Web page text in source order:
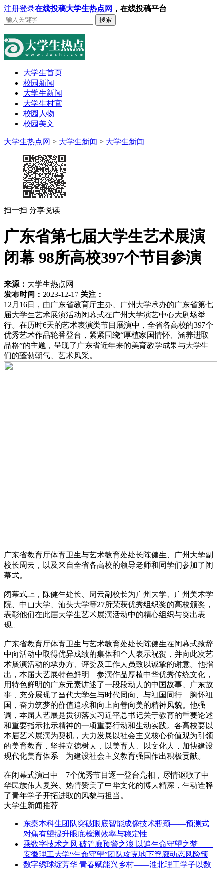
注册登录在线投稿大学生热点网 ，在线投稿平台
搜索
大学生首页
校园新闻
大学生新闻
大学生村官
校园人物
校园美文
大学生热点网 > 大学生新闻 > 大学生新闻
扫一扫 分享悦读
广东省第七届大学生艺术展演
闭幕 98所高校397个节目参演
来源： 大学生热点网
发布时间： 2023-12-17 关注：
12月16日，由广东省教育厅主办、广州大学承办的广东省第七
届大学生艺术展演活动闭幕式在广州大学演艺中心大剧场举
行。在历时6天的艺术表演类节目展演中，全省各高校的397个
优秀艺术作品轮番登台，紧紧围绕“厚植家国情怀、涵养进取
品格”的主题，呈现了广东省近年来的美育教学成果与大学生
们的蓬勃朝气、艺术风采。
广东省教育厅体育卫生与艺术教育处处长陈健生、广州大学副
校长周云，以及来自全省各高校的领导老师和同学们参加了闭
幕式。
闭幕式上，陈健生处长、周云副校长为广州大学、广州美术学
院、中山大学、汕头大学等27所荣获优秀组织奖的高校颁奖，
表彰他们在此届大学生艺术展演活动中的精心组织与突出表
现。
广东省教育厅体育卫生与艺术教育处处长陈健生在闭幕式致辞
中向活动中取得优异成绩的集体和个人表示祝贺，并向此次艺
术展演活动的承办方、评委及工作人员致以诚挚的谢意。他指
出，本届大艺展特色鲜明，参演作品厚植中华优秀传统文化，
用特色鲜明的广东元素讲述了一段段动人的中国故事、广东故
事，充分展现了当代大学生与时代同向、与祖国同行，胸怀祖
国，奋力筑梦的价值追求和向上向善向美的精神风貌。他强
调，本届大艺展是贯彻落实习近平总书记关于教育的重要论述
和重要指示批示精神的一项重要行动和生动实践。各高校要以
本届艺术展演为契机，大力发展以社会主义核心价值观为引领
的美育教育，坚持立德树人，以美育人、以文化人，加快建设
现代化美育体系，为建设社会主义教育强国作出积极贡献。
在闭幕式演出中，7个优秀节目逐一登台亮相，尽情讴歌了中
华民族伟大复兴、热情赞美了中华文化的博大精深，生动诠释
了青年学子开拓进取的风貌与担当。
大学生新闻推荐
东秦本科生团队突破眼底智能成像技术瓶颈——预测式
对焦有望提升眼底检测效率与稳定性
乘数字技术之风 破管廊预警之浪 以追生命守望之梦——
安徽理工大学“生命守望”团队攻克地下管廊动态风险预
数字绣球绽芳华 青春赋能兴乡村——淮北理工学子以数